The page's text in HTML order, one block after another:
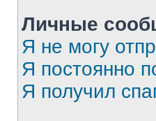
Личные
Я не могу
Я постоянно
Я получил